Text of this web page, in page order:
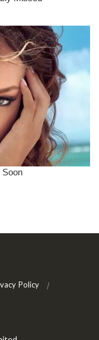
Policy